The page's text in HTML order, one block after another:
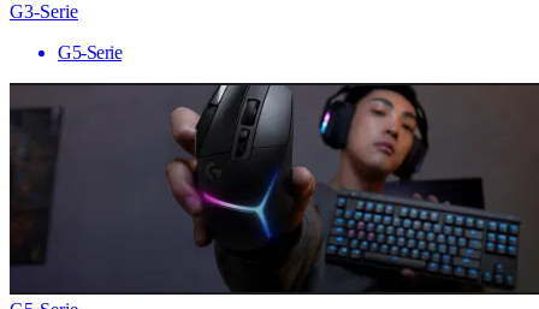
G3-Serie
G5-Serie